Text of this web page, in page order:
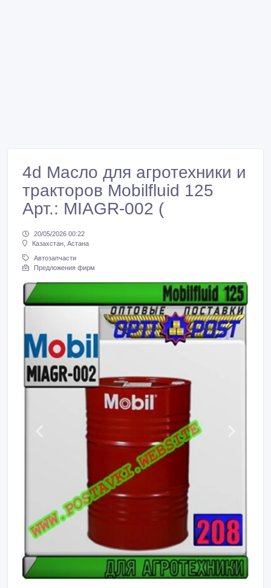
4d Масло для агротехники и
тракторов Mobilfluid 125
Арт.: MIAGR-002 (
20/05/2026 00:22
Казахстан, Астана
Автозапчасти
Предложения фирм